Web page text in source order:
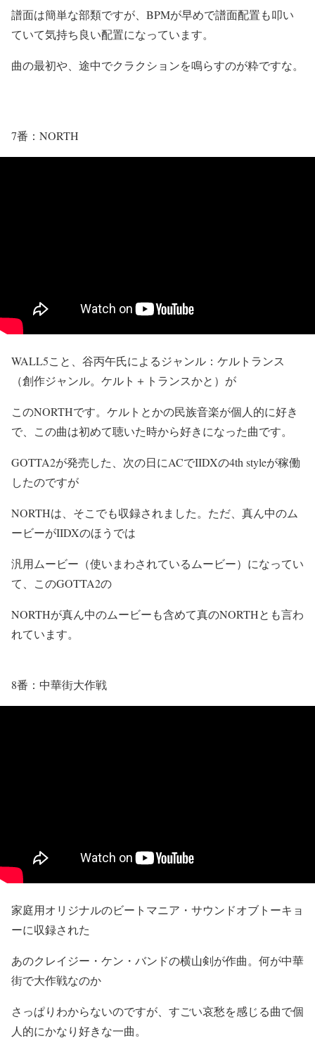
譜面は簡単な部類ですが、BPMが早めで譜面配置も叩い
ていて気持ち良い配置になっています。
曲の最初や、途中でクラクションを鳴らすのが粋ですな。
7番：NORTH
WALL5こと、谷丙午氏によるジャンル：ケルトランス
（創作ジャンル。ケルト＋トランスかと）が
このNORTHです。ケルトとかの民族音楽が個人的に好き
で、この曲は初めて聴いた時から好きになった曲です。
GOTTA2が発売した、次の日にACでIIDXの4th styleが稼働
したのですが
NORTHは、そこでも収録されました。ただ、真ん中のム
ービーがIIDXのほうでは
汎用ムービー（使いまわされているムービー）になってい
て、このGOTTA2の
NORTHが真ん中のムービーも含めて真のNORTHとも言わ
れています。
8番：中華街大作戦
家庭用オリジナルのビートマニア・サウンドオブトーキョ
ーに収録された
あのクレイジー・ケン・バンドの横山剣が作曲。何が中華
街で大作戦なのか
さっぱりわからないのですが、すごい哀愁を感じる曲で個
人的にかなり好きな一曲。